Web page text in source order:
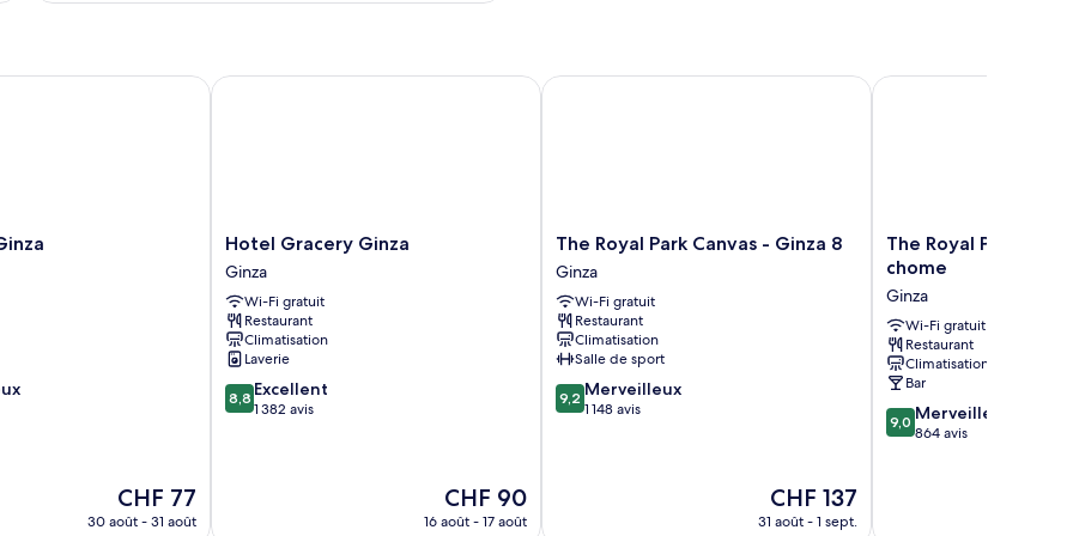
Chambre
Le
nouveau
CHF 77
30 août - 31 août
Hotel
Gracery
Ginza
Ginza
Hotel Gracery Ginza
Ginza
Wi-Fi gratuit
Restaurant
Climatisation
Laverie
8.8
sur
8,8 Excellent
1 382 avis
Le
nouveau
CHF 90
16 août - 17 août
Hotel Gracery Ginza
The
Royal
Park
Canvas
-
Ginza
8
Ginza
The Royal Park Canvas - Ginza 8
Ginza
Wi-Fi gratuit
Restaurant
Climatisation
Salle de sport
9.2
sur
9,2 Merveilleux
1 148 avis
Le
nouveau
CHF 137
31 août - 1 sept.
The Royal Park Canvas - Ginza 8
The
Royal
Hotel
Ginza
6-
chome
Ginza
The Royal Park
chome
Ginza
Wi-Fi gratuit
Restaurant
Climatisation
Bar
9.0
sur
9,0 Merveilleux
864 avis
The Royal Park Hotel